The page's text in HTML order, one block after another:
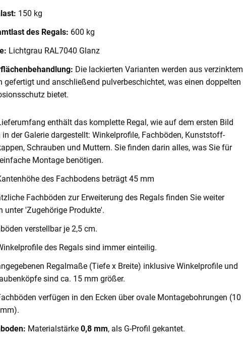
150 kg
des Regals: 600 kg
Lichtgrau RAL7040 Glanz
Die lackierten Varianten werden aus verzinktem
gefertigt und anschließend pulverbeschichtet, was einen doppelten
bietet.
enthält das komplette Regal, wie auf dem ersten Bild
in der Galerie dargestellt: Winkelprofile, Fachböden, Kunststoff-
Schrauben und Muttern. Sie finden darin alles, was Sie für
Montage benötigen.
des Fachbodens beträgt 45 mm
Fachböden zur Erweiterung des Regals finden Sie weiter
unter 'Zugehörige Produkte'.
verstellbar je 2,5 cm.
des Regals sind immer einteilig.
Regalmaße (Tiefe x Breite) inklusive Winkelprofile und
sind ca. 15 mm größer.
verfügen in den Ecken über ovale Montagebohrungen (10
Materialstärke 0,8 mm, als G-Profil gekantet.